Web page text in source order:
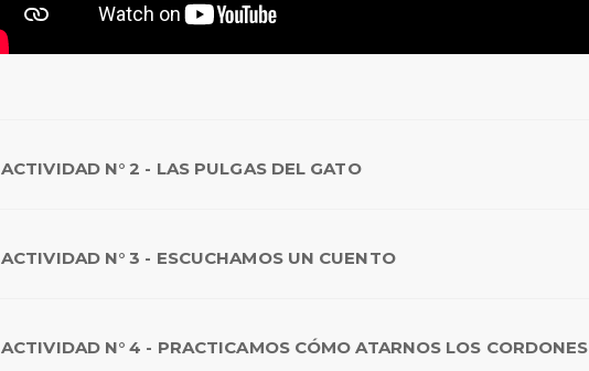
ACTIVIDAD N° 2 - LAS PULGAS DEL GATO
ACTIVIDAD N° 3 - ESCUCHAMOS UN CUENTO
ACTIVIDAD N° 4 - PRACTICAMOS CÓMO ATARNOS LOS CORDONES